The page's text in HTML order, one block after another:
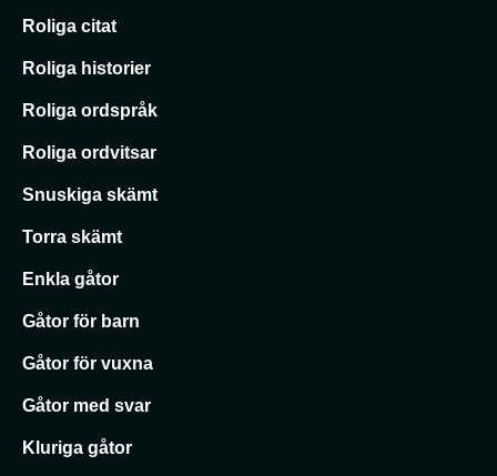
Roliga citat
Roliga historier
Roliga ordspråk
Roliga ordvitsar
Snuskiga skämt
Torra skämt
Enkla gåtor
Gåtor för barn
Gåtor för vuxna
Gåtor med svar
Kluriga gåtor